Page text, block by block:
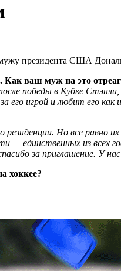
президента США
ваш муж на это
победы в Кубке
игрой и любит его как
Но все равно
— единственных из всех
за приглашение. У
хоккее?